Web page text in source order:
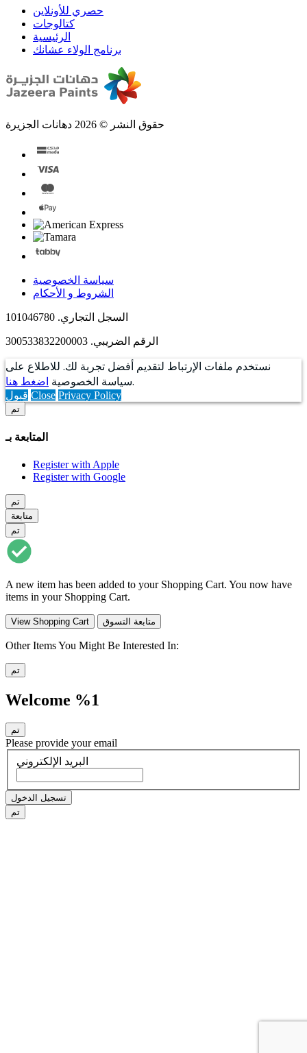
حصري للأونلاين
الرئيسية
برنامج الولاء عشانك
حقوق النشر © 2026 دهانات الجزيرة
سياسة الخصوصية
الشروط و الأحكام
السجل التجاري. 101046780
الرقم الضريبي. 300533832200003
نستخدم ملفات الإرتباط لتقديم أفضل تجربة لك. للاطلاع على
سياسة الخصوصية اضغط هنا .
قبول Close Privacy Policy
تم
المتابعة بـ
Register with Apple
Register with Google
تم
متابعة
تم
A new item has been added to your Shopping Cart. You now have
items in your Shopping Cart.
View Shopping Cart متابعة التسوق
Other Items You Might Be Interested In:
تم
Welcome %1
تم
Please provide your email
البريد الإلكتروني
تسجيل الدخول
تم